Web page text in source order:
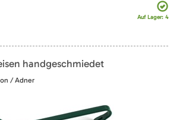
Auf Lager: 4
handgeschmiedet
/ Adner